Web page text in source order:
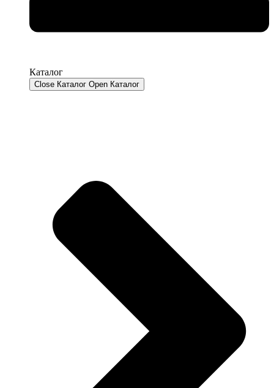
Каталог
Close Каталог Open Каталог